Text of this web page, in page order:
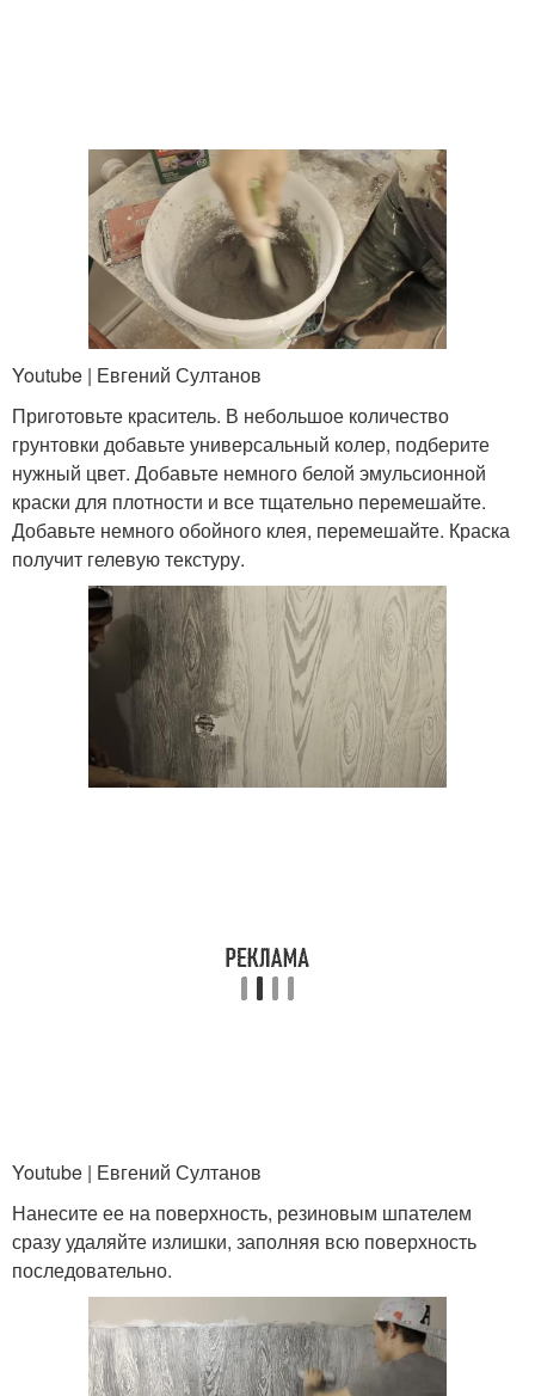
Youtube | Евгений Султанов
Приготовьте краситель. В небольшое количество
грунтовки добавьте универсальный колер, подберите
нужный цвет. Добавьте немного белой эмульсионной
краски для плотности и все тщательно перемешайте.
Добавьте немного обойного клея, перемешайте. Краска
получит гелевую текстуру.
Youtube | Евгений Султанов
Нанесите ее на поверхность, резиновым шпателем
сразу удаляйте излишки, заполняя всю поверхность
последовательно.